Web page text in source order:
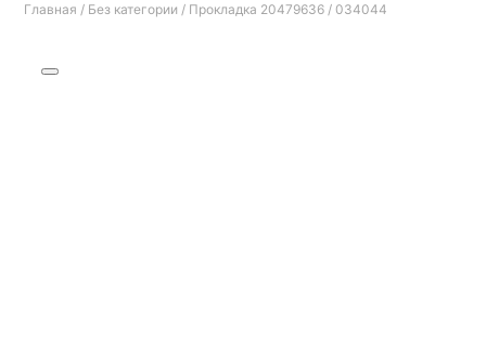
Главная / Без категории / Прокладка 20479636 / 034044